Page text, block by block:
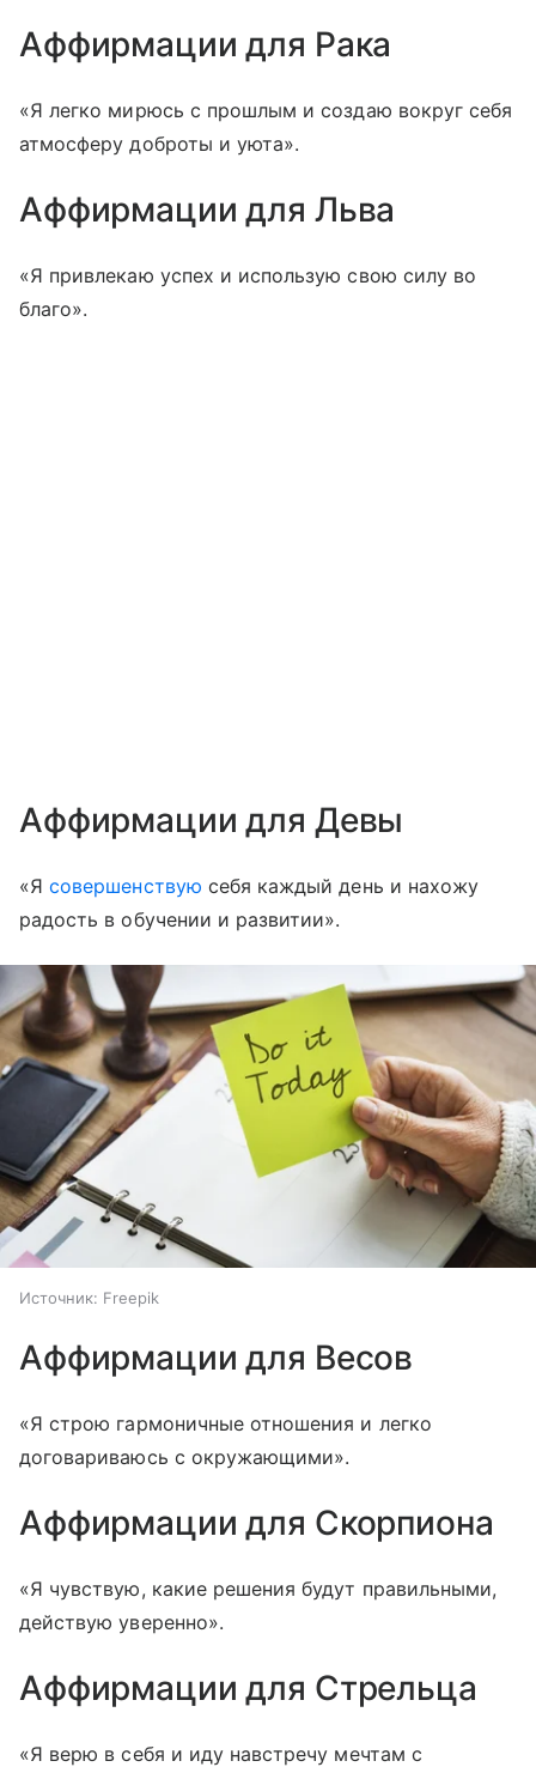
Аффирмации для Рака
«Я легко мирюсь с прошлым и создаю вокруг себя
атмосферу доброты и уюта».
Аффирмации для Льва
«Я привлекаю успех и использую свою силу во
благо».
Аффирмации для Девы
«Ясовершенствую себя каждый день и нахожу
радость в обучении и развитии».
Источник: Freepik
Аффирмации для Весов
«Я строю гармоничные отношения и легко
договариваюсь с окружающими».
Аффирмации для Скорпиона
«Я чувствую, какие решения будут правильными,
действую уверенно».
Аффирмации для Стрельца
«Я верю в себя и иду навстречу мечтам с